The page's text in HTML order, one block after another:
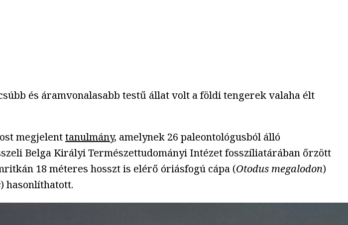
és áramvonalasabb testű állat volt a földi tengerek valaha élt
megjelenttanulmány, amelynek 26 paleontológusból álló
Belga Királyi Természettudományi Intézet fosszíliatárában őrzött
18 méteres hosszt is elérő óriásfogú cápa (Otodus megalodon)
) hasonlíthatott.